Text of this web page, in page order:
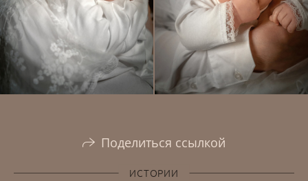
Поделиться ссылкой
ИСТОРИИ